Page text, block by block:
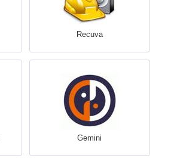
Recuva
Gemini